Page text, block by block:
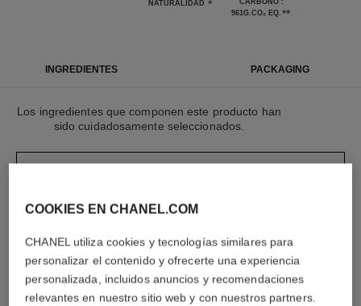
NATURALIDAD *
CARBONO :
961G.CO₂ EQ. **
INGREDIENTES PACKAGING
Los ingredientes que componen este producto han
sido cuidadosamente seleccionados.
sido cuidadosamente diseñados.
LEARN MORE
COOKIES EN CHANEL.COM
CHANEL utiliza cookies y tecnologías similares para
personalizar el contenido y ofrecerte una experiencia
personalizada, incluidos anuncios y recomendaciones
relevantes en nuestro sitio web y con nuestros partners.